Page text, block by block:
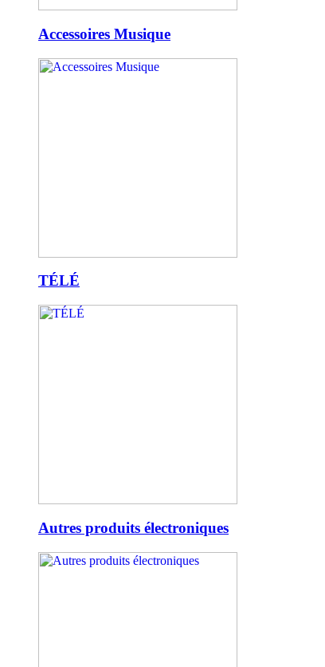
Accessoires Musique
TÉLÉ
Autres produits électroniques